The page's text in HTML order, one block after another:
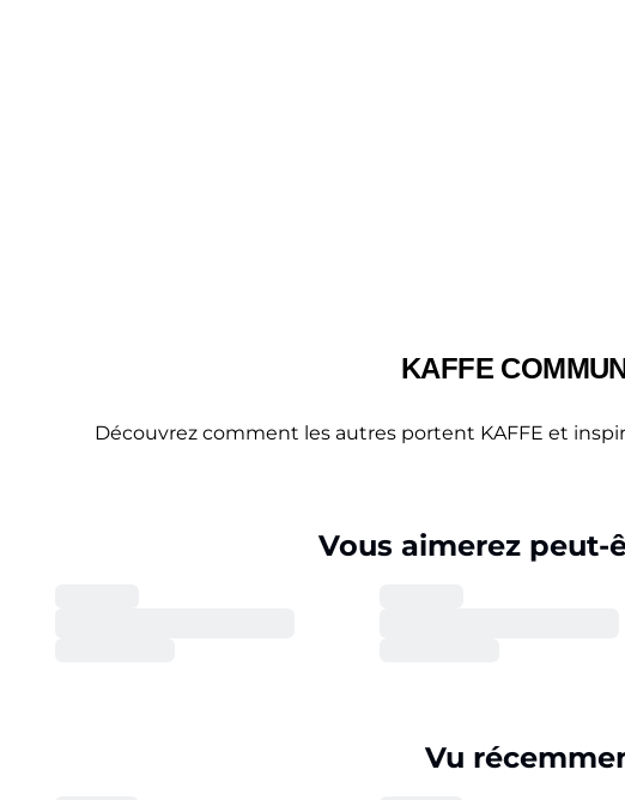
KAFFE
Découvrez comment les autres portent KAFFE et
Vous aimerez peut-
Vu